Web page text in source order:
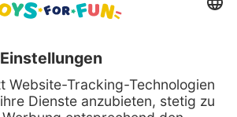
bezahlen mit: